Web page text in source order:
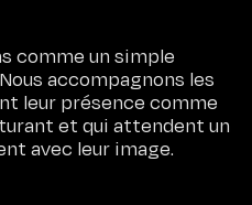
comme un simple
accompagnons les
leur présence comme
et qui attendent un
avec leur image.